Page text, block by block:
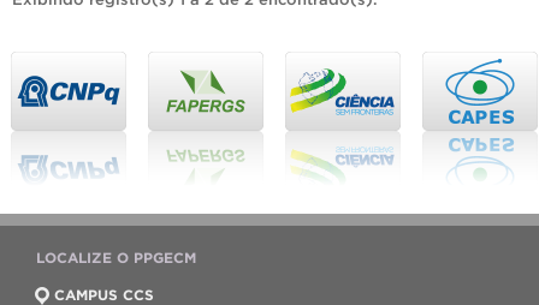
LOCALIZE O PPGECM
CAMPUS CCS